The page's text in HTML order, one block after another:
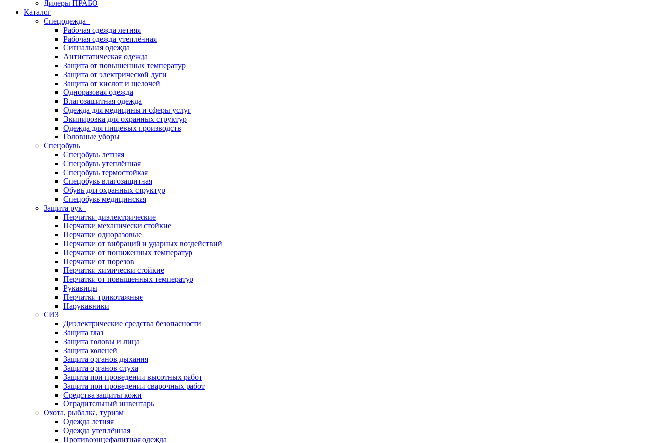
Дилеры ПРАБО
Каталог
Спецодежда
Рабочая одежда летняя
Рабочая одежда утеплённая
Сигнальная одежда
Антистатическая одежда
Защита от повышенных температур
Защита от электрической дуги
Защита от кислот и щелочей
Одноразовая одежда
Влагозащитная одежда
Одежда для медицины и сферы услуг
Экипировка для охранных структур
Одежда для пищевых производств
Головные уборы
Спецобувь
Спецобувь летняя
Спецобувь утеплённая
Спецобувь термостойкая
Спецобувь влагозащитная
Обувь для охранных структур
Спецобувь медицинская
Защита рук
Перчатки диэлектрические
Перчатки механически стойкие
Перчатки одноразовые
Перчатки от вибраций и ударных воздействий
Перчатки от пониженных температур
Перчатки от порезов
Перчатки химически стойкие
Перчатки от повышенных температур
Рукавицы
Перчатки трикотажные
Нарукавники
СИЗ
Диэлектрические средства безопасности
Защита глаз
Защита головы и лица
Защита коленей
Защита органов дыхания
Защита органов слуха
Защита при проведении высотных работ
Защита при проведении сварочных работ
Средства защиты кожи
Оградительный инвентарь
Охота, рыбалка, туризм
Одежда летняя
Одежда утеплённая
Противоэнцефалитная одежда